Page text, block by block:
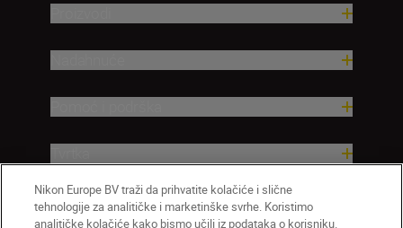
Nikon Europe BV traži da prihvatite kolačiće i slične
tehnologije za analitičke i marketinške svrhe. Koristimo
analitičke kolačiće kako bismo učili iz podataka o korisniku.